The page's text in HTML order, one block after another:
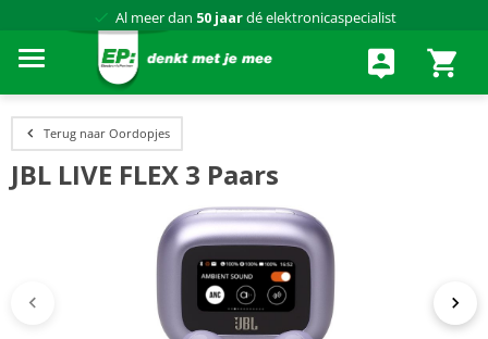
Al meer dan 50 jaardé elektronicaspecialist
Terug naar Oordopjes
JBL LIVE FLEX 3 Paars